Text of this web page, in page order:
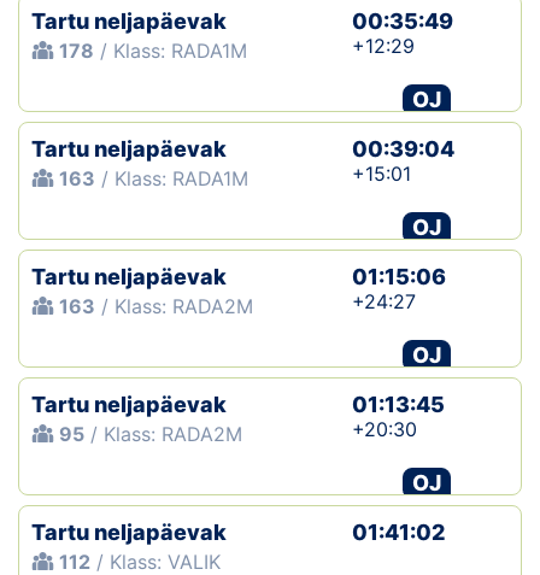
Kalender
Tule klubisse!
Tulemused
Dokumendid
Klubid
Suletud maastikud
Püsirajad
Koolitused
Tartu neljapäevak
178 / Klass: RADA1M
00:35:49
+12:29
OJ
Tartu neljapäevak
163 / Klass: RADA1M
00:39:04
+15:01
OJ
Tartu neljapäevak
163 / Klass: RADA2M
01:15:06
+24:27
OJ
Tartu neljapäevak
95 / Klass: RADA2M
01:13:45
+20:30
OJ
Tartu neljapäevak
112 / Klass: VALIK
01:41:02